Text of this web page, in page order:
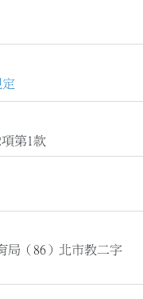
第1款
局（86）北市教二字